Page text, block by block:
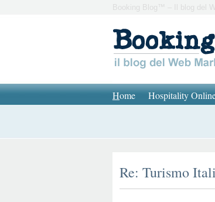
Booking Blog™ – Il blog del
Home Hospitality
Re: Turismo